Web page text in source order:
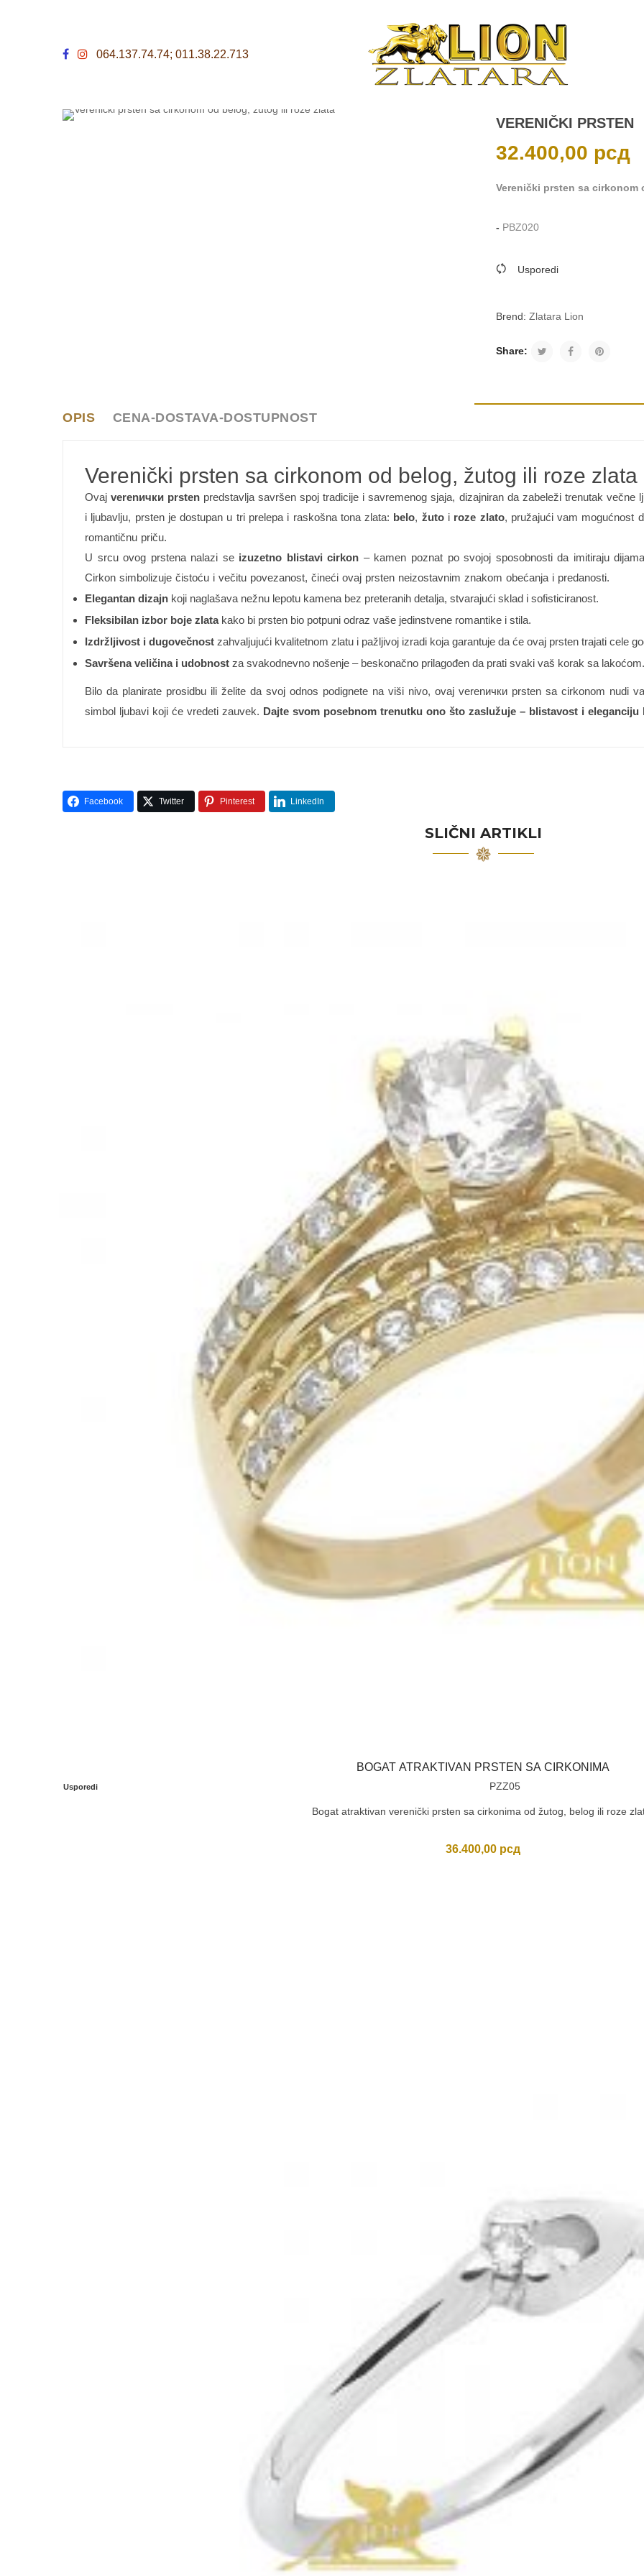
064.137.74.74; 011.38.22.713
VERENIČKI PRSTEN
32.400,00 рсд
Verenički prsten sa
- PBZ020
Usporedi
Brend:Zlatara Lion
Share:
OPIS CENA-DOSTAVA-DOSTUPNOST
Verenički prsten sa cirkonom od belog, žutog ili roze zlata
Ovajverenички prsten predstavlja savršen spoj tradicije i savremenog sjaja, dizajniran da zabeleži trenutak večne
i ljubavlju, prsten je dostupan u tri prelepa i raskošna tona zlata: belo, žutoi roze zlato, pružajući vam mogućnost
romantičnu priču.
U srcu ovog prstena nalazi se izuzetno blistavi cirkon – kamen poznat po svojoj sposobnosti da imitiraju
Cirkon simbolizuje čistoću i večitu povezanost, čineći ovaj prsten neizostavnim znakom obećanja i predanosti.
Elegantan dizajn koji naglašava nežnu lepotu kamena bez preteranih detalja, stvarajući sklad i sofisticiranost.
Fleksibilan izbor boje zlatakako bi prsten bio potpuni odraz vaše jedinstvene romantike i stila.
Izdržljivost i dugovečnost zahvaljujući kvalitetnom zlatu i pažljivoj izradi koja garantuje da će ovaj prsten trajati cele
Savršena veličina i udobnost za svakodnevno nošenje – beskonačno prilagođen da prati svaki vaš korak sa lakoćom.
Bilo da planirate prosidbu ili želite da svoj odnos podignete na viši nivo, ovaj verenички prsten sa cirkonom nudi
simbol ljubavi koji će vredeti zauvek. Dajte svom posebnom trenutku ono što zaslužuje – blistavost i eleganciju
Facebook Twitter Pinterest LinkedIn
SLIČNI ARTIKLI
BOGAT ATRAKTIVAN PRSTEN SA CIRKONIMA
Usporedi PZZ05
Bogat atraktivan verenički prsten sa cirkonima od žutog, belog ili roze
36.400,00 рсд